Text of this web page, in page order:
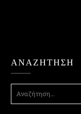
ΑΝΑΖΉΤΗΣΗ
ΑΝΑΖΉΤΗΣΗ
ΓΙΑ: